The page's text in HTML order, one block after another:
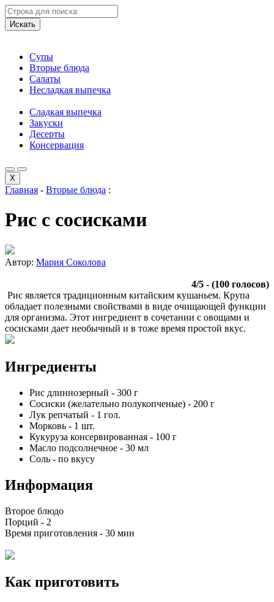
Искать
Супы
Вторые блюда
Салаты
Несладкая выпечка
Сладкая выпечка
Закуски
Десерты
Консервация
X
Главная - Вторые блюда :
Рис с сосисками
Автор: Мария Соколова
4/5 - (100 голосов)
Рис является традиционным китайским кушаньем. Крупа
обладает полезными свойствами в виде очищающей функции
для организма. Этот ингредиент в сочетании с овощами и
сосисками дает необычный и в тоже время простой вкус.
Ингредиенты
Рис длиннозерный - 300 г
Сосиски (желательно полукопченые) - 200 г
Лук репчатый - 1 гол.
Морковь - 1 шт.
Кукуруза консервированная - 100 г
Масло подсолнечное - 30 мл
Соль - по вкусу
Информация
Второе блюдо
Порций - 2
Время приготовления - 30 мин
Как приготовить